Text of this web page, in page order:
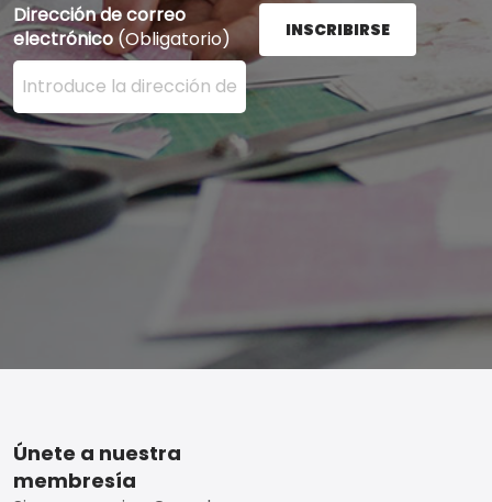
Dirección de correo
electrónico (Obligatorio)
Ingrese su dirección de correo electrónico aquí y
INSCRIBIRSE
Footer
Únete a nuestra
membresía